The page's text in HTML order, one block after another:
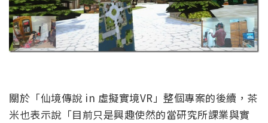
關於「仙境傳說 in 虛擬實境VR」整個專案的後續，茶
米也表示說「目前只是興趣使然的當研究所課業與實